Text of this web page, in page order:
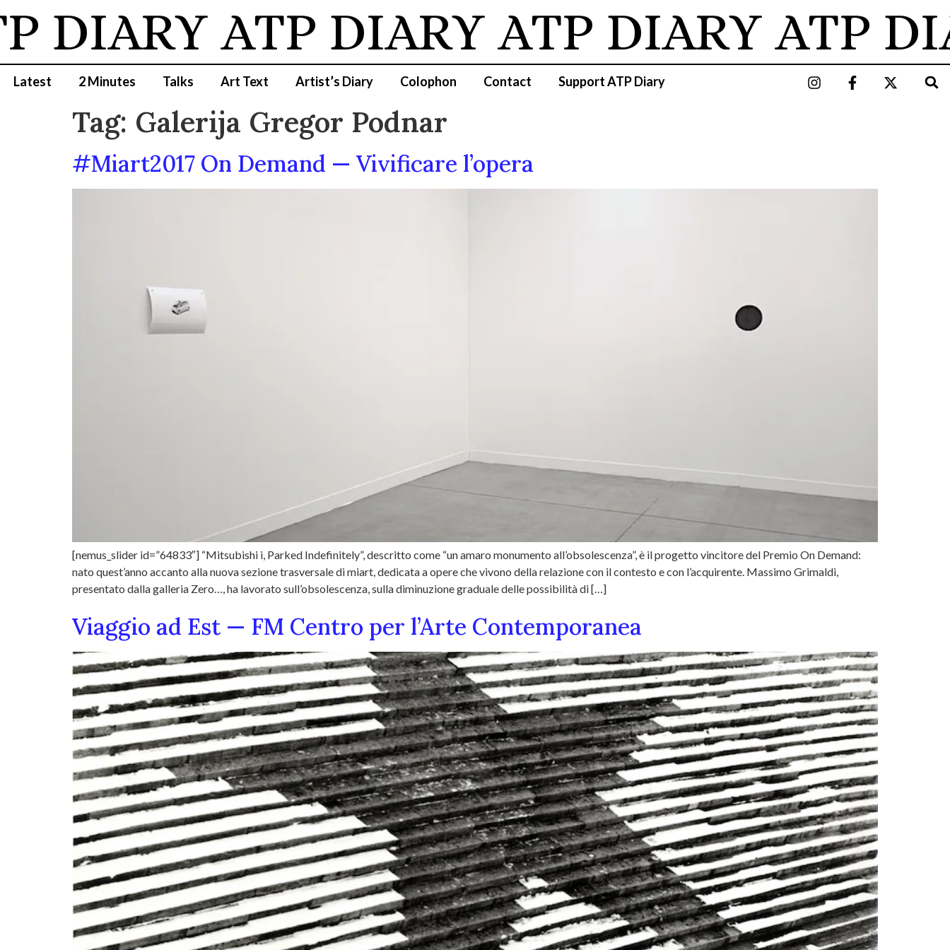
DIARY ATP DIARY ATP DIARY ATP
Latest 2 Minutes Talks Art Text Artist’s Diary Colophon Contact Support ATP Diary
Tag: Galerija Gregor Podnar
#Miart2017 On Demand — Vivificare l’opera
[nemus_slider id=”64833″] “Mitsubishi i, Parked Indefinitely”, descritto come “un amaro monumento all’obsolescenza”, è il progetto vincitore del Premio On Demand:
nato quest’anno accanto alla nuova sezione trasversale di miart, dedicata a opere che vivono della relazione con il contesto e con l’acquirente. Massimo Grimaldi,
presentato dalla galleria Zero…, ha lavorato sull’obsolescenza, sulla diminuzione graduale delle possibilità di […]
Viaggio ad Est — FM Centro per l’Arte Contemporanea